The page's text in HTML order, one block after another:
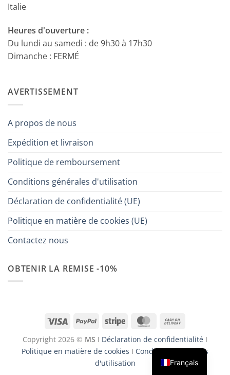
Italie
Heures d'ouverture :
Du lundi au samedi : de 9h30 à 17h30
Dimanche : FERMÉ
AVERTISSEMENT
A propos de nous
Expédition et livraison
Politique de remboursement
Conditions générales d'utilisation
Déclaration de confidentialité (UE)
Politique en matière de cookies (UE)
Contactez nous
OBTENIR LA REMISE -10%
Visa PayPal Stripe MasterCard
Delivery
Copyright 2026 © MS I Déclaration de confidentialité I
Politique en matière de cookies I Conditions générales
d'utilisation
Français